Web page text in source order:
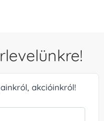
akcióinkról!